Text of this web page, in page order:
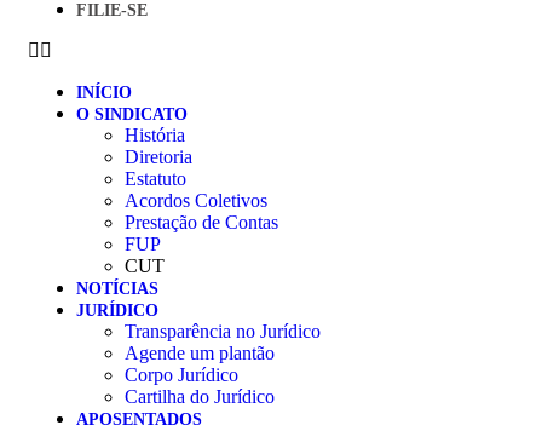
FILIE-SE
INÍCIO
O SINDICATO
História
Diretoria
Estatuto
Acordos Coletivos
Prestação de Contas
FUP
CUT
NOTÍCIAS
JURÍDICO
Transparência no Jurídico
Agende um plantão
Corpo Jurídico
Cartilha do Jurídico
APOSENTADOS